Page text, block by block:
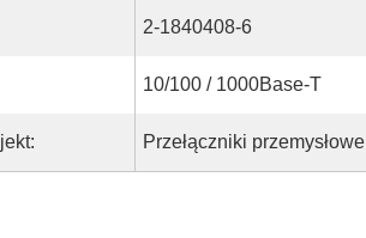
2-1840408-6
10/100 / 1000Base-T
Przełączniki przemysłowe